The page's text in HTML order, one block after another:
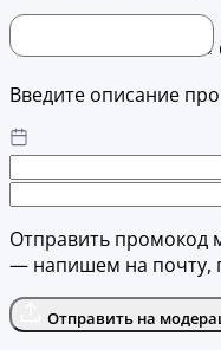
Введите описание
Отправить промокод
— напишем на почту,
Отправить на